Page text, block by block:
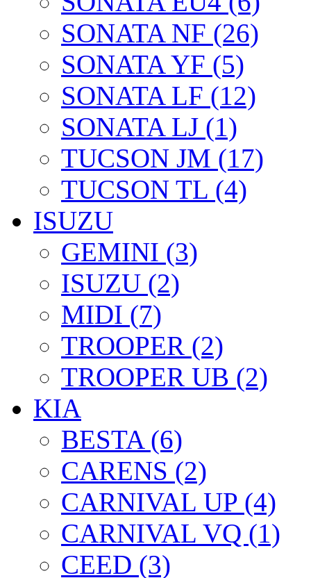
SONATA NF (26)
SONATA YF (5)
SONATA LF (12)
SONATA LJ (1)
TUCSON JM (17)
TUCSON TL (4)
ISUZU
GEMINI (3)
ISUZU (2)
MIDI (7)
TROOPER (2)
TROOPER UB (2)
KIA
BESTA (6)
CARENS (2)
CARNIVAL UP (4)
CARNIVAL VQ (1)
CEED (3)